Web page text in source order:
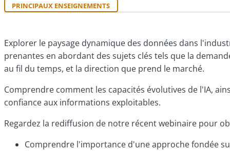
PRINCIPAUX ENSEIGNEMENTS
Explorer le paysage dynamique des données dans
prenantes en abordant des sujets clés tels que la
au fil du temps, et la direction que prend le marché.
Comprendre comment les capacités évolutives de l'IA,
confiance aux informations exploitables.
Regardez la rediffusion de notre récent webinaire pour
Comprendre l'importance d'une approche fondée